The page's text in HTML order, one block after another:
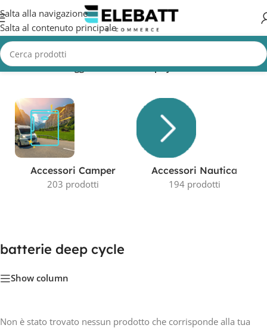
Salta alla navigazione
Salta al contenuto principale
Home/Prodotti taggati “batterie deep cycle”
Accessori Camper
203 prodotti
Accessori Nautica
194 prodotti
batterie deep cycle
Show column
Non è stato trovato nessun prodotto che corrisponde alla tua